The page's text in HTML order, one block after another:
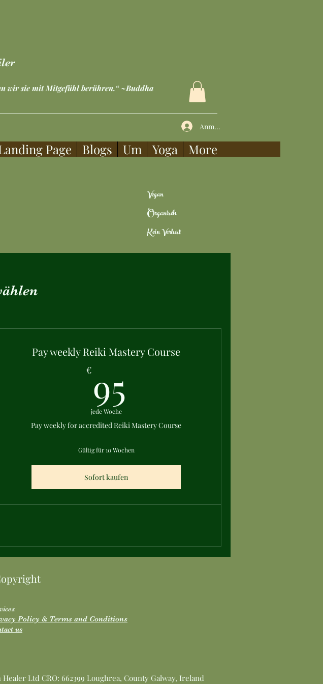
wir sie mit Mitgefühl berühren.“ ~Buddha
Anmelden
Page Blogs Um Yoga More
Vegan
Organisch
Kein Verlust
Pay weekly Reiki Mastery Course
€ 95
jede Woche
Pay weekly for accredited Reiki Mastery Course
Gültig für 10 Wochen
Sofort kaufen
Policy & Terms and Conditions
us
Healer Ltd CRO: 662399 Loughrea, County Galway, Ireland